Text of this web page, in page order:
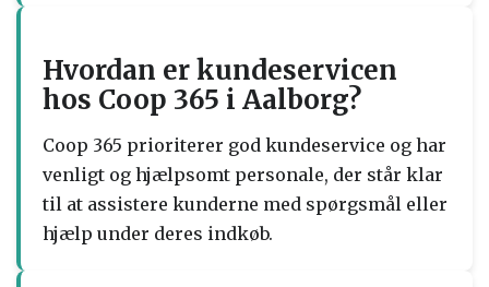
Hvordan er kundeservicen
hos Coop 365 i Aalborg?
Coop 365 prioriterer god kundeservice og har
venligt og hjælpsomt personale, der står klar
til at assistere kunderne med spørgsmål eller
hjælp under deres indkøb.